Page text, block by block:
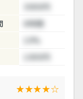
3000円
6時間
10%
1000円
★★★★☆